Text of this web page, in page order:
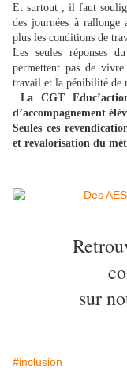
Et surtout , il faut
des journées à rallonge
plus les conditions de
Les seules réponses
permettent pas de
travail et la pénibilité de
La CGT
d’accompagnement
Seules ces
et revalorisation du
sur
#inclusion